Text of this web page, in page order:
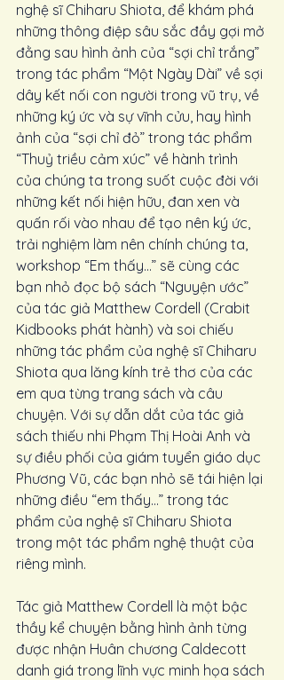
nghệ sĩ Chiharu Shiota, để khám phá
những thông điệp sâu sắc đầy gợi mở
đằng sau hình ảnh của “sợi chỉ trắng”
trong tác phẩm “Một Ngày Dài” về sợi
dây kết nối con người trong vũ trụ, về
những ký ức và sự vĩnh cửu, hay hình
ảnh của “sợi chỉ đỏ” trong tác phẩm
“Thuỷ triều cảm xúc” về hành trình
của chúng ta trong suốt cuộc đời với
những kết nối hiện hữu, đan xen và
quấn rối vào nhau để tạo nên ký ức,
trải nghiệm làm nên chính chúng ta,
workshop “Em thấy…” sẽ cùng các
bạn nhỏ đọc bộ sách “Nguyện ước”
của tác giả Matthew Cordell (Crabit
Kidbooks phát hành) và soi chiếu
những tác phẩm của nghệ sĩ Chiharu
Shiota qua lăng kính trẻ thơ của các
em qua từng trang sách và câu
chuyện. Với sự dẫn dắt của tác giả
sách thiếu nhi Phạm Thị Hoài Anh và
sự điều phối của giám tuyển giáo dục
Phương Vũ, các bạn nhỏ sẽ tái hiện lại
những điều “em thấy…” trong tác
phẩm của nghệ sĩ Chiharu Shiota
trong một tác phẩm nghệ thuật của
riêng mình.
Tác giả Matthew Cordell là một bậc
thầy kể chuyện bằng hình ảnh từng
được nhận Huân chương Caldecott
danh giá trong lĩnh vực minh họa sách